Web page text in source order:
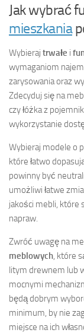
Jak wybrać
mieszkania
Wybieraj trwałe i
wymaganiom
zarysowania oraz
Zdecyduj się na
czy łóżka z
wykorzystanie
Wybieraj modele o
które łatwo
powinny być
umożliwi łatwe
jakości mebli, które
napraw.
Zwróć uwagę na
meblowych , które
litym drewnem lub
mocnymi
będą dobrym
minimum, by nie
miejsce na ich